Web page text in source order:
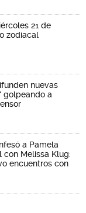
21 de
zodiacal
nuevas
golpeando a
a Pamela
con Melissa Klug:
encuentros con